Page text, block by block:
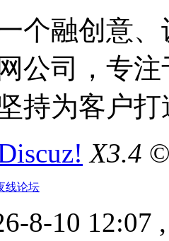
个融创意
公司，专
持为客户
X3.4
线论坛
8-10 12:07